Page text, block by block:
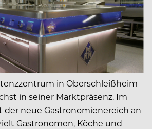
in Oberschleißheim
in seiner Marktpräsenz. Im
der neue Gastronomienereich an
Gastronomen, Köche und